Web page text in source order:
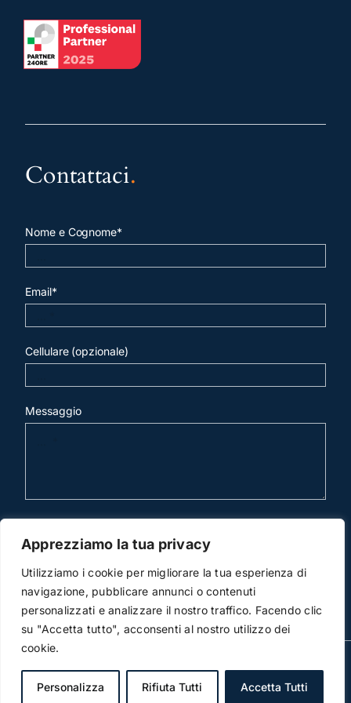
Apprezziamo la tua privacy
Utilizziamo i cookie per migliorare la tua esperienza di
navigazione, pubblicare annunci o contenuti
personalizzati e analizzare il nostro traffico. Facendo clic
su "Accetta tutto", acconsenti al nostro utilizzo dei
cookie.
Personalizza Rifiuta Tutti Accetta Tutti
Contattaci.
Nome e Cognome*
Email*
Cellulare (opzionale)
Messaggio
invia mail
© Copyright 2012 -2019 | Studio Legale Scicchitano | All
Rights Reserved | Powered by
3DWorks